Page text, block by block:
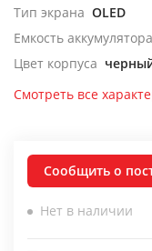
Тип экрана OLED
Емкость
Цвет корпуса
Смотреть все
Сообщить о
Нет в наличии